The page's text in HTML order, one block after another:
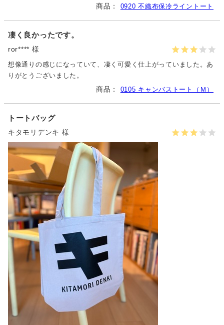
0920 不織布保冷ライントート
凄く良かったです。
ror**** 様
想像通りの感じになっていて、凄く可愛く仕上がっていました。あ
りがとうございました。
0105 キャンバストート（Ｍ）
トートバッグ
キタモリデンキ 様